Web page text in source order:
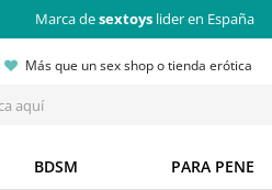
Marca desextoys lider en España
Más que un sex shop o tienda erótica
BDSM PARA PENE